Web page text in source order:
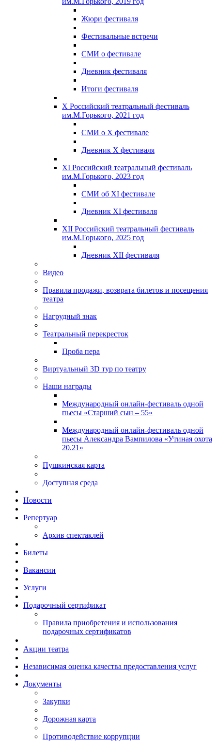
Жюри фестиваля
Фестивальные встречи
СМИ о фестивале
Дневник фестиваля
Итоги фестиваля
X Российский театральный фестиваль
им.М.Горького, 2021 год
СМИ о X фестивале
Дневник X фестиваля
XI Российский театральный фестиваль
им.М.Горького, 2023 год
СМИ об XI фестивале
Дневник XI фестиваля
XII Российский театральный фестиваль
им.М.Горького, 2025 год
Дневник XII фестиваля
Видео
Правила продажи, возврата билетов и посещения
театра
Нагрудный знак
Театральный перекресток
Проба пера
Виртуальный 3D тур по театру
Наши награды
Международный онлайн-фестиваль одной
пьесы «Старший сын – 55»
Международный онлайн-фестиваль одной
пьесы Александра Вампилова «Утиная охота
20.21»
Пушкинская карта
Доступная среда
Новости
Репертуар
Архив спектаклей
Билеты
Вакансии
Услуги
Подарочный сертификат
Правила приобретения и использования
подарочных сертификатов
Акции театра
Независимая оценка качества предоставления услуг
Документы
Закупки
Дорожная карта
Противодействие коррупции